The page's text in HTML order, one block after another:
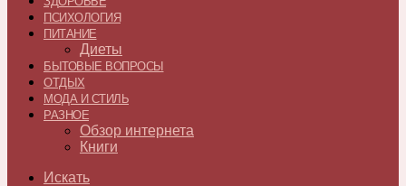
ПСИХОЛОГИЯ
ПИТАНИЕ
Диеты
БЫТОВЫЕ ВОПРОСЫ
ОТДЫХ
МОДА И СТИЛЬ
РАЗНОЕ
Обзор интернета
Книги
Искать